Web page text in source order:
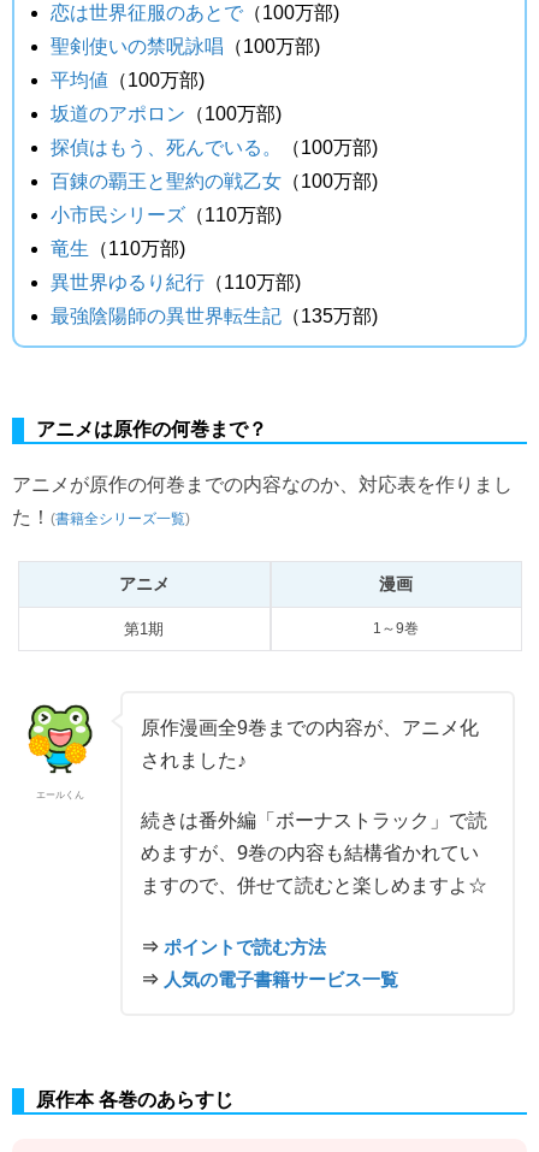
恋は世界征服のあとで （100万部)
聖剣使いの禁呪詠唱 （100万部)
平均値 （100万部)
坂道のアポロン （100万部)
探偵はもう、死んでいる。
（100万部)
百錬の覇王と聖約の戦乙女 （100万部)
小市民シリーズ （110万部)
竜生 （110万部)
異世界ゆるり紀行 （110万部)
最強陰陽師の異世界転生記 （135万部)
アニメは原作の何巻まで？
アニメが原作の何巻までの内容なのか、対応表を作りまし
た！ (書籍全シリーズ一覧)
アニメ 漫画
第1期 1～9巻
エールくん
原作漫画全9巻までの内容が、アニメ化
されました♪
続きは番外編「ボーナストラック」で読
めますが、9巻の内容も結構省かれてい
ますので、併せて読むと楽しめますよ☆
⇒ ポイントで読む方法
⇒ 人気の電子書籍サービス一覧
原作本 各巻のあらすじ